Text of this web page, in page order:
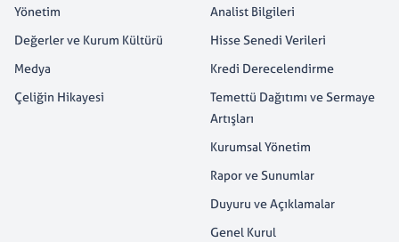
Yönetim
Değerler ve Kurum Kültürü
Medya
Çeliğin Hikayesi
Analist Bilgileri
Hisse Senedi Verileri
Kredi Derecelendirme
Temettü Dağıtımı ve Sermaye
Artışları
Kurumsal Yönetim
Rapor ve Sunumlar
Duyuru ve Açıklamalar
Genel Kurul